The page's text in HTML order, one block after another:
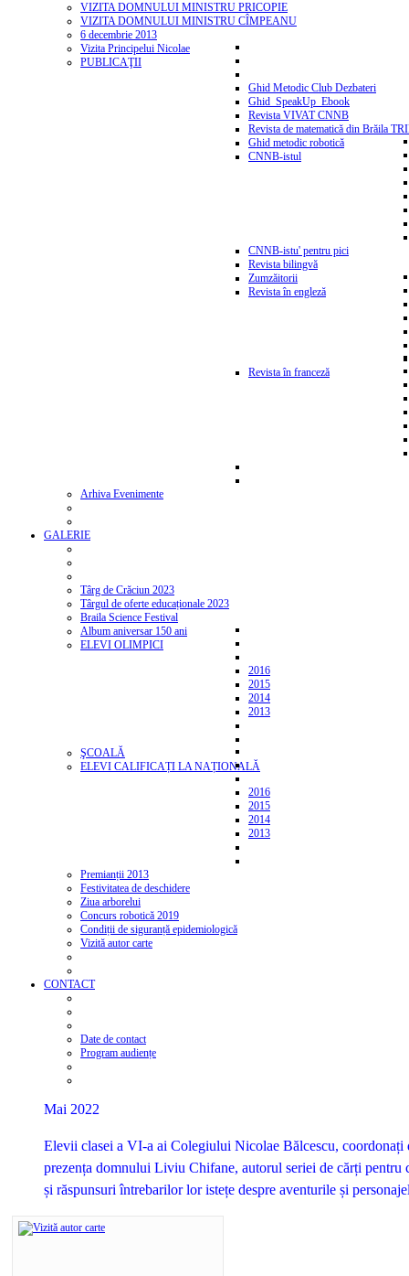
VIZITA DOMNULUI MINISTRU PRICOPIE
VIZITA DOMNULUI MINISTRU CÎMPEANU
6 decembrie 2013
Vizita Principelui Nicolae
PUBLICAŢII
Ghid Metodic Club Dezbateri
Ghid_SpeakUp_Ebook
Revista VIVAT CNNB
Revista de matematică din Brăila
Ghid metodic robotică
CNNB-istul
CNNB-istu' pentru pici
Revista bilingvă
Zumzăitorii
Revista în engleză
Revista în franceză
Arhiva Evenimente
GALERIE
Târg de Crăciun 2023
Târgul de oferte educaționale 2023
Braila Science Festival
Album aniversar 150 ani
ELEVI OLIMPICI
2016
2015
2014
2013
ŞCOALĂ
ELEVI CALIFICAȚI LA NAȚIONALĂ
2016
2015
2014
2013
Premianții 2013
Festivitatea de deschidere
Ziua arborelui
Concurs robotică 2019
Condiții de siguranță epidemiologică
Vizită autor carte
CONTACT
Date de contact
Program audiențe
Mai 2022
Elevii clasei a VI-a ai Colegiului Nicolae Bălcescu,
prezența domnului Liviu Chifane, autorul seriei de cărți
și răspunsuri întrebarilor lor istețe despre aventurile și